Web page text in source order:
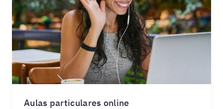
Aulas particulares online